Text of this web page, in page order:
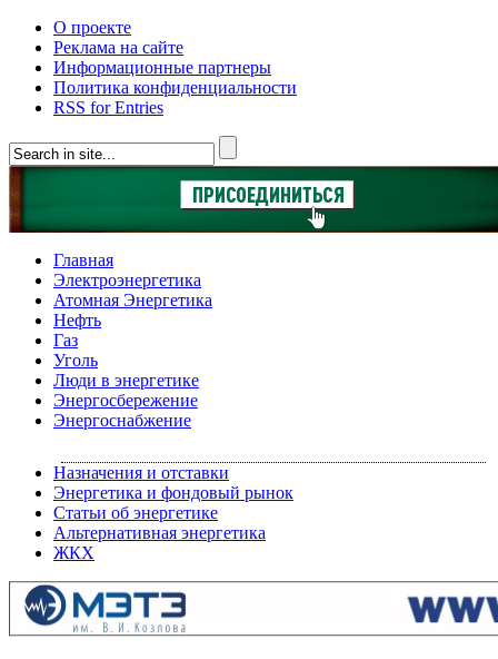
О проекте
Реклама на сайте
Информационные партнеры
Политика конфиденциальности
RSS for Entries
Главная
Электроэнергетика
Атомная Энергетика
Нефть
Газ
Уголь
Люди в энергетике
Энергосбережение
Энергоснабжение
Назначения и отставки
Энергетика и фондовый рынок
Статьи об энергетике
Альтернативная энергетика
ЖКХ